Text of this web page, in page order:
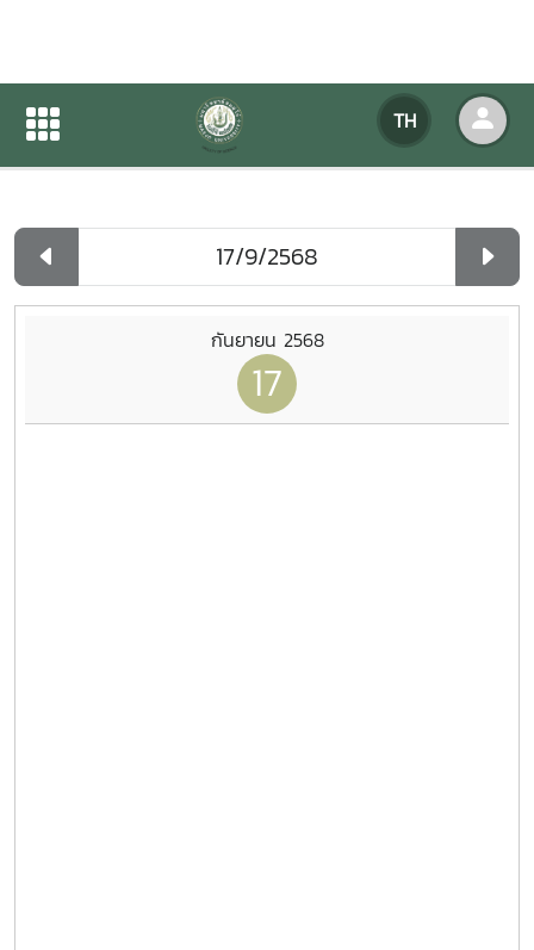
TH
ปฏิทินกิจกรรมของหน่วยงาน
ปฏิทินกิจกรรมของหน่วยงาน
กันยายน 2568
17